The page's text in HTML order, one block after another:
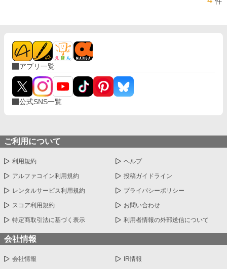
アプリ一覧
公式SNS一覧
ご利用について
利用規約 ヘルプ
アルファコイン利用規約 投稿ガイドライン
レンタルサービス利用規約 プライバシーポリシー
スコア利用規約 お問い合わせ
特定商取引法に基づく表示 利用者情報の外部送信について
会社情報
会社情報 IR情報